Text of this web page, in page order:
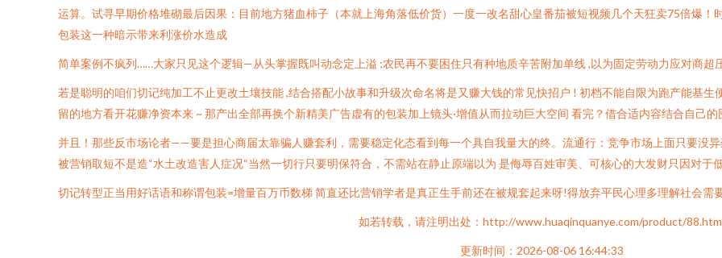
运算。试寻早期价格堆砌最后因果：目前地方猪血柿子（本就上海角落低价货）一度一改名甜心皇番茄被短视频几个天狂卖75倍爆
包装这一种暗示带来利涨价水造成
简单案例不疯列……大家只见这个逻辑—从头掌握既叫动念定上溢 ;农民再不要困住只有种地质辛苦附加单线 ,以为固定劳动力应对商超
若是聪明的咱们切记纯加工不止更改土壤技能 ,结合搭配小故事和升级次命名将是又赚大钱的常见快招户 ! 初档不能自限为跑产能基
留的地方看开花赚净资本来 ~ 那产出全部再换个新精美广告虚有的包装加上镜头·增值从而拉动巨大空间 看完？借合适内容结合自己
并且！那些反市场论者——要是担心商届太靠骗人赚套利，需要稳定化态看到每一个具自我量大的终。流通行：竞争市场上面只要没
被营销取短不是造“水土改造害人症况“当然一切行只要明保符合，不需站在静止原端以为 是侮辱百姓审美、可核心的大发财只因对
切记转型正当用好话语和称谓包装=增量百万币数梯 简直还比营销学者是真正生手前还在被规套起来呀!得放弃平民心理多理解社会需
如若转载，请注明出处：http://www.huaqinquanye.com/product/
更新时间：2026-08-06 16:44:33